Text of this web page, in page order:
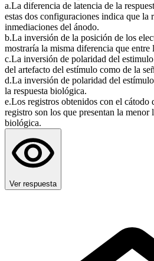
a.La diferencia de latencia de la
estas dos configuraciones indica que la
inmediaciones del ánodo.
b.La inversión de la posición de los
mostraría la misma diferencia que
c.La inversión de polaridad del
del artefacto del estímulo como de la
d.La inversión de polaridad del
la respuesta biológica.
e.Los registros obtenidos con el cátodo
registro son los que presentan la menor
biológica.
Ver respuesta